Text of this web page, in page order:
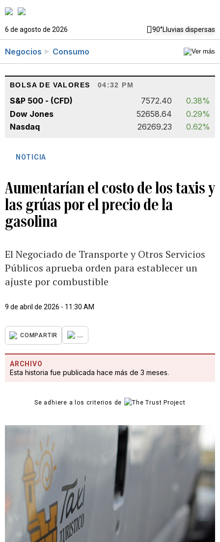
6 de agosto de 2026 90°Lluvias dispersas
Negocios Consumo
BOLSA DE VALORES 04:32 PM
S&P 500 - (CFD) 7572.40
0.38%
Dow Jones
52658.64
0.29%
Nasdaq
26269.23 0.62%
NOTICIA
Aumentarían el costo de los taxis y
las grúas por el precio de la
gasolina
El Negociado de Transporte y Otros Servicios
Públicos aprueba orden para establecer un
ajuste por combustible
9 de abril de 2026 - 11:30 AM
COMPARTIR ...
ARCHIVO
Esta historia fue publicada hace más de 3 meses.
Se adhiere a los criterios de